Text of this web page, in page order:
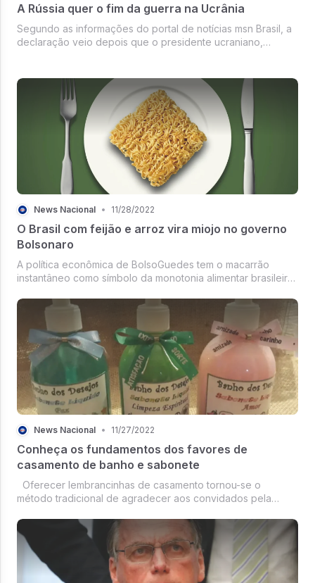
A Rússia quer o fim da guerra na Ucrânia
Segundo as informações do portal de notícias msn Brasil, a
declaração veio depois que o presidente ucraniano,
News Nacional • 11/28/2022
O Brasil com feijão e arroz vira miojo no governo
Bolsonaro
A política econômica de BolsoGuedes tem o macarrão
instantâneo como símbolo da monotonia alimentar brasileira.
tornou-se a casa do macarrão instantâneo.
News Nacional • 11/27/2022
Conheça os fundamentos dos favores de
casamento de banho e sabonete
Oferecer lembrancinhas de casamento tornou-se o
método tradicional de agradecer aos convidados pela
As lembrancinhas podem ser encomendadas em diversos
tipos que se encaixam em qua...